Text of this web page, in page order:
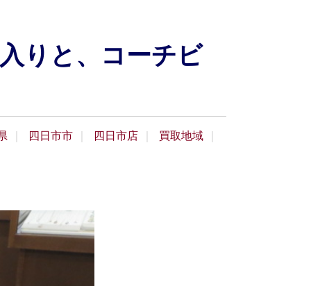
りと、コーチビ
四日市市 四日市店 買取地域